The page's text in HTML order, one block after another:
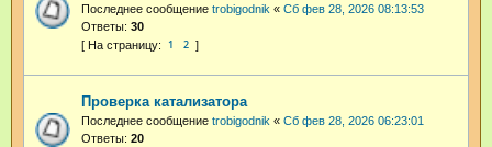
Последнее сообщение trobigodnik « Сб фев 28, 2026 08:13:53
Ответы: 30
1 2
Проверка катализатора
Последнее сообщение trobigodnik « Сб фев 28, 2026 06:23:01
Ответы: 20